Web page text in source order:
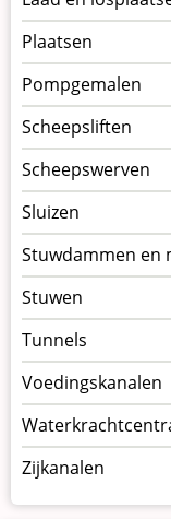
Plaatsen
Pompgemalen
Scheepsliften
Scheepswerven
Sluizen
Stuwdammen en
Stuwen
Tunnels
Voedingskanalen
Zijkanalen